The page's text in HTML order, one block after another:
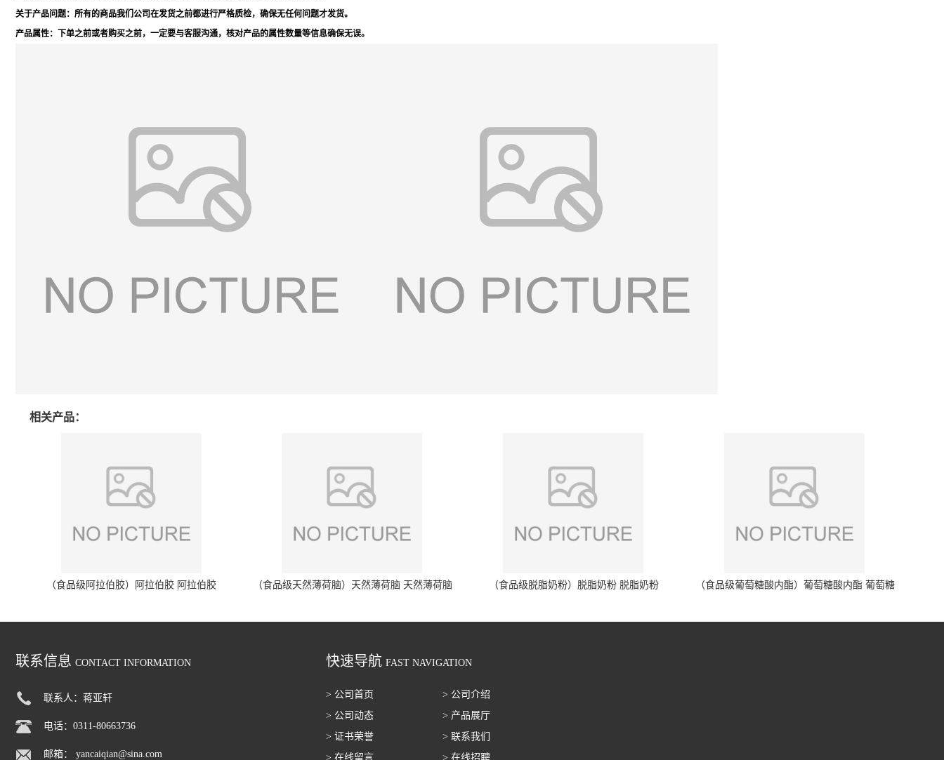
关于产品问题：所有的商品我们公司在发货之前都进行严格质检，确保无任何问题才发货。
产品属性：下单之前或者购买之前，一定要与客服沟通，核对产品的属性数量等信息确保无误。
相关产品：
（食品级阿拉伯胶）阿拉伯胶 阿拉伯胶 （食品级天然薄荷脑）天然薄荷脑 天然薄荷脑 （食品级脱脂奶粉）脱脂奶粉 脱脂奶粉
（食品级葡萄糖酸内酯）葡萄糖酸内酯 葡萄糖
联系信息 CONTACT INFORMATION
联系人：蒋亚轩
电话：0311-80663736
邮箱： yancaiqian@sina.com
快速导航 FAST NAVIGATION
> 公司首页
> 公司介绍
> 公司动态
> 产品展厅
> 证书荣誉
> 联系我们
> 在线留言
> 在线招聘